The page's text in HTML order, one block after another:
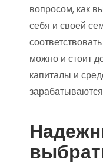
вопросом, как
себя и своей
можно и стоит
капиталы и